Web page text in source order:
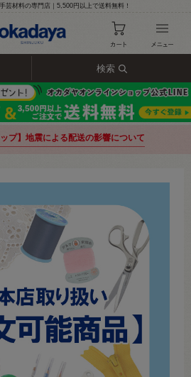
芸材料の専門店｜5,500円以上で送料無料！
検索
ップ】地震による配送の影響について